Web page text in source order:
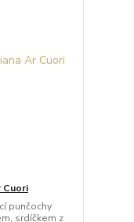
Cuori
punčochy
srdíčkem z